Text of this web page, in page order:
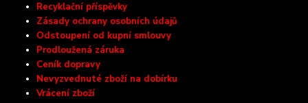
Recyklační příspěvky
Zásady ochrany osobních údajů
Odstoupení od kupní smlouvy
Prodloužená záruka
Ceník dopravy
Nevyzvednuté zboží na dobírku
Vrácení zboží